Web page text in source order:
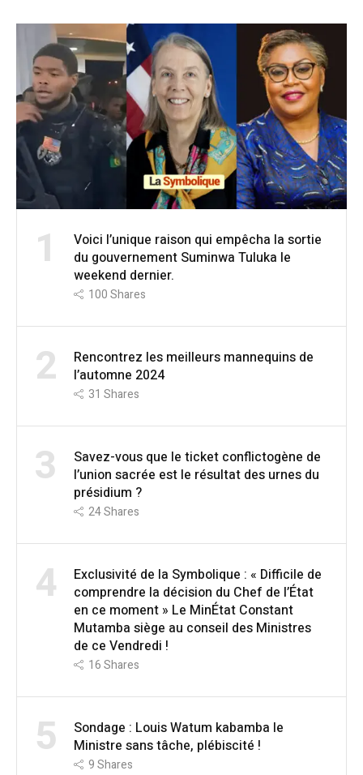
1
Voici l’unique raison qui empêcha la sortie
du gouvernement Suminwa Tuluka le
weekend dernier.
100Shares
2
Rencontrez les meilleurs mannequins de
l’automne 2024
31 Shares
3
Savez-vous que le ticket conflictogène de
l’union sacrée est le résultat des urnes du
présidium ?
24Shares
4
Exclusivité de la Symbolique : « Difficile de
comprendre la décision du Chef de l’État
en ce moment » Le MinÉtat Constant
Mutamba siège au conseil des Ministres
de ce Vendredi !
16Shares
5
Sondage : Louis Watum kabamba le
Ministre sans tâche, plébiscité !
9Shares